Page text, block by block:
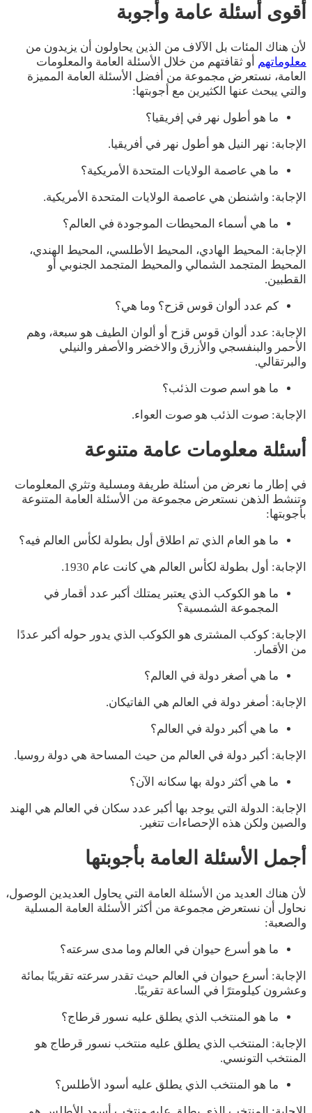
أقوى أسئلة عامة وأجوبة
لأن هناك المئات بل الآلاف من الذين يحاولون أن يزيدون من
معلوماتهم
أو ثقافتهم من خلال الأسئلة العامة والمعلومات
العامة، نستعرض مجموعة من أفضل الأسئلة العامة المميزة
والتي يبحث عنها الكثيرين مع أجوبتها:
ما هو أطول نهر في إفريقيا؟
الإجابة: نهر النيل هو أطول نهر في أفريقيا.
ما هي عاصمة الولايات المتحدة الأمريكية؟
الإجابة: واشنطن هي عاصمة الولايات المتحدة الأمريكية.
ما هي أسماء المحيطات الموجودة في العالم؟
الإجابة: المحيط الهادي، المحيط الأطلسي، المحيط الهندي،
المحيط المتجمد الشمالي والمحيط المتجمد الجنوبي أو
القطبين.
كم عدد ألوان قوس قزح؟ وما هي؟
الإجابة: عدد ألوان قوس قزح أو ألوان الطيف هو سبعة، وهم
الأحمر والبنفسجي والأزرق والاخضر والأصفر والنيلي
والبرتقالي.
ما هو اسم صوت الذئب؟
الإجابة: صوت الذئب هو صوت العواء.
أسئلة معلومات عامة متنوعة
في إطار ما نعرض من أسئلة طريفة ومسلية وتثري المعلومات
وتنشط الذهن نستعرض مجموعة من الأسئلة العامة المتنوعة
بأجوبتها:
ما هو العام الذي تم اطلاق أول بطولة لكأس العالم فيه؟
الإجابة: أول بطولة لكأس العالم هي كانت عام 1930.
ما هو الكوكب الذي يعتبر يمتلك أكبر عدد أقمار في
المجموعة الشمسية؟
الإجابة: كوكب المشترى هو الكوكب الذي يدور حوله أكبر عددًا
من الأقمار.
ما هي أصغر دولة في العالم؟
الإجابة: أصغر دولة في العالم هي الفاتيكان.
ما هي أكبر دولة في العالم؟
الإجابة: أكبر دولة في العالم من حيث المساحة هي دولة روسيا.
ما هي أكثر دولة بها سكانه الآن؟
الإجابة: الدولة التي يوجد بها أكبر عدد سكان في العالم هي الهند
والصين ولكن هذه الإحصاءات تتغير.
أجمل الأسئلة العامة بأجوبتها
لأن هناك العديد من الأسئلة العامة التي يحاول العديدين الوصول،
نحاول أن نستعرض مجموعة من أكثر الأسئلة العامة المسلية
والصعبة:
ما هو أسرع حيوان في العالم وما مدى سرعته؟
الإجابة: أسرع حيوان في العالم حيث تقدر سرعته تقريبًا بمائة
وعشرون كيلومترًا في الساعة تقريبًا.
ما هو المنتخب الذي يطلق عليه نسور قرطاج؟
الإجابة: المنتخب الذي يطلق عليه منتخب نسور قرطاج هو
المنتخب التونسي.
ما هو المنتخب الذي يطلق عليه أسود الأطلس؟